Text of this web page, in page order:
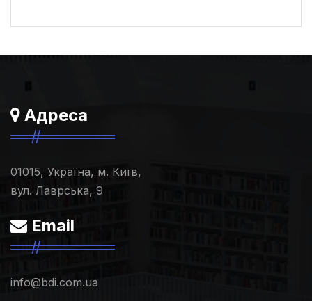
Адреса
01015, Україна, м. Київ,
вул. Лаврська, 9
Email
info@bdi.com.ua